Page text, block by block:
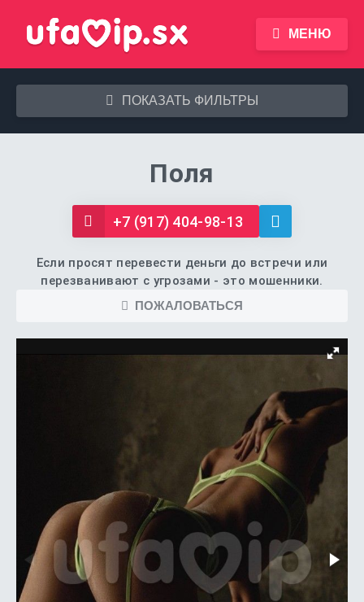
МЕНЮ
ПОКАЗАТЬ ФИЛЬТРЫ
Поля
+7 (917) 404-98-13
Если просят перевести деньги до встречи или
перезванивают с угрозами - это мошенники.
ПОЖАЛОВАТЬСЯ